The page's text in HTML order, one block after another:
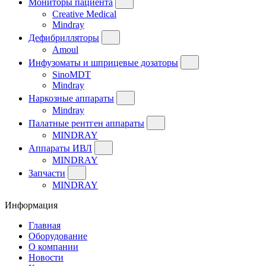
Creative Medical
Mindray
Дефибрилляторы
Amoul
Инфузоматы и шприцевые дозаторы
SinoMDT
Mindray
Наркозные аппараты
Mindray
Палатные рентген аппараты
MINDRAY
Аппараты ИВЛ
MINDRAY
Запчасти
MINDRAY
Информация
Главная
Оборудование
О компании
Новости